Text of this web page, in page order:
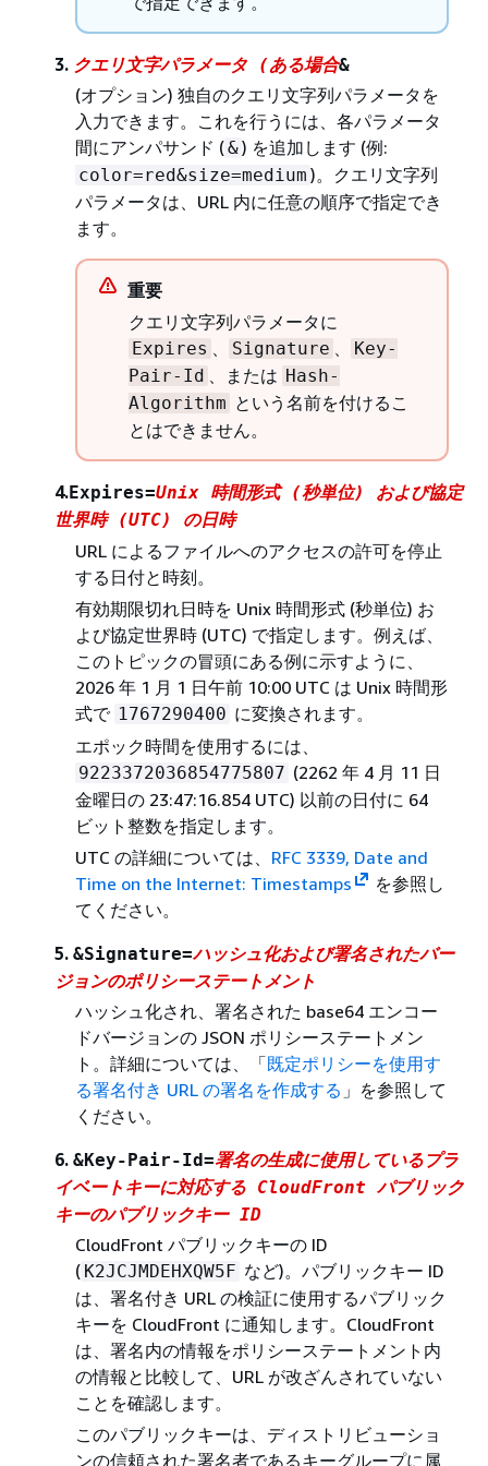
3. クエリ文字パラメータ (ある場合&
(オプション) 独自のクエリ文字列パラメータを
入力できます。これを行うには、各パラメータ
間にアンパサンド (&) を追加します (例:
color=red&size=medium )。クエリ文字列
パラメータは、URL 内に任意の順序で指定でき
ます。
重要
クエリ文字列パラメータに
Expires 、 Signature 、
Key-
Pair-Id 、または Hash-
Algorithm という名前を付けるこ
とはできません。
4.Expires=Unix 時間形式 (秒単位) および協定
世界時 (UTC) の日時
URL によるファイルへのアクセスの許可を停止
する日付と時刻。
有効期限切れ日時を Unix 時間形式 (秒単位) お
よび協定世界時 (UTC) で指定します。例えば、
このトピックの冒頭にある例に示すように、
2026 年 1 月 1 日午前 10:00 UTC は Unix 時間形
式で 1767290400 に変換されます。
エポック時間を使用するには、
9223372036854775807 (2262 年 4 月 11 日
金曜日の 23:47:16.854 UTC) 以前の日付に 64
ビット整数を指定します。
UTC の詳細については、 RFC 3339, Date and
Time on the Internet: Timestamps
を参照し
てください。
5. &Signature=ハッシュ化および署名されたバー
ジョンのポリシーステートメント
ハッシュ化され、署名された base64 エンコー
ドバージョンの JSON ポリシーステートメン
ト。詳細については、「既定ポリシーを使用す
る署名付き URL の署名を作成する 」を参照して
ください。
6. &Key-Pair-Id=署名の生成に使用しているプラ
イベートキーに対応する CloudFront パブリック
キーのパブリックキー ID
CloudFront パブリックキーの ID
( K2JCJMDEHXQW5F など)。パブリックキー ID
は、署名付き URL の検証に使用するパブリック
キーを CloudFront に通知します。CloudFront
は、署名内の情報をポリシーステートメント内
の情報と比較して、URL が改ざんされていない
ことを確認します。
このパブリックキーは、ディストリビューショ
ンの信頼された署名者であるキーグループに属